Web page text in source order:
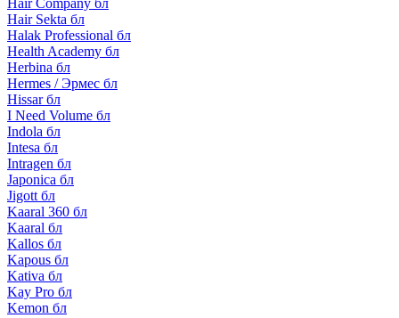
Hair Company бл
Hair Sekta бл
Halak Professional бл
Health Academy бл
Herbina бл
Hermes / Эрмес бл
Hissar бл
I Need Volume бл
Indola бл
Intesa бл
Intragen бл
Japonica бл
Jigott бл
Kaaral 360 бл
Kaaral бл
Kallos бл
Kapous бл
Kativa бл
Kay Pro бл
Kemon бл